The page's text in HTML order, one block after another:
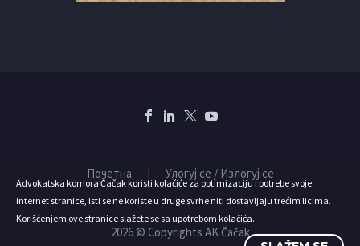
Почетна Улогуј се / Излогуј се
2026 © Copyrights AK Čačak
Advokatska komora Čačak koristi kolačiće za optimizaciju i potrebe svoje
internet stranice, isti se ne koriste u druge svrhe niti dostavljaju trećim licima.
Korišćenjem ove stranice slažete se sa upotrebom kolačića.